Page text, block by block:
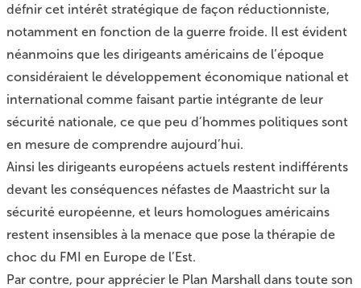
défnir cet intérêt stratégique de façon réductionniste,
notamment en fonction de la guerre froide. Il est évident
néanmoins que les dirigeants américains de l’époque
considéraient le développement économique national et
international comme faisant partie intégrante de leur
sécurité nationale, ce que peu d’hommes politiques sont
en mesure de comprendre aujourd’hui.
Ainsi les dirigeants européens actuels restent indifférents
devant les conséquences néfastes de Maastricht sur la
sécurité européenne, et leurs homologues américains
restent insensibles à la menace que pose la thérapie de
choc du FMI en Europe de l’Est.
Par contre, pour apprécier le Plan Marshall dans toute son